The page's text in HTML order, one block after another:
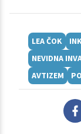
LEA ČOK
NEVIDNA
AVTIZEM